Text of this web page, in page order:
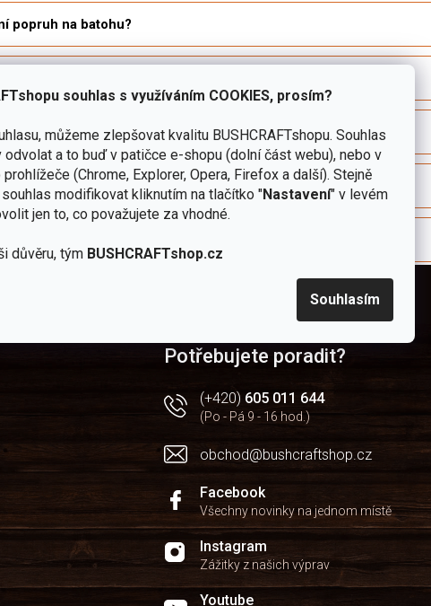
souhlas s využíváním COOKIES, prosím?
můžeme zlepšovat kvalitu BUSHCRAFTshopu. Souhlas
a to buď v patičce e-shopu (dolní část webu), nebo v
(Chrome, Explorer, Opera, Firefox a další). Stejně
modifikovat kliknutím na tlačítko "Nastavení" v levém
jen to, co považujete za vhodné.
důvěru, tým BUSHCRAFTshop.cz
Souhlasím
popruh na batohu?
vnější stranu batohu?
popruh nebo sponu?
Potřebujete poradit?
(+420) 605 011 644
(Po - Pá 9 - 16 hod.)
obchod@bushcraftshop.cz
Facebook
Všechny novinky na jednom místě
Instagram
Zážitky z našich výprav
Youtube